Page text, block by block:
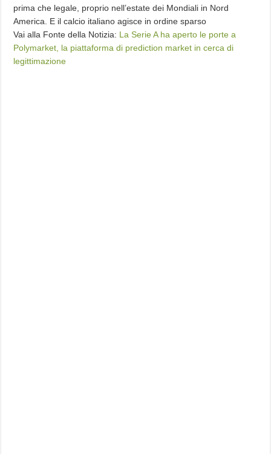
prima che legale, proprio nell’estate dei Mondiali in Nord
America. E il calcio italiano agisce in ordine sparso
Vai alla Fonte della Notizia: La Serie A ha aperto le porte a
Polymarket, la piattaforma di prediction market in cerca di
legittimazione